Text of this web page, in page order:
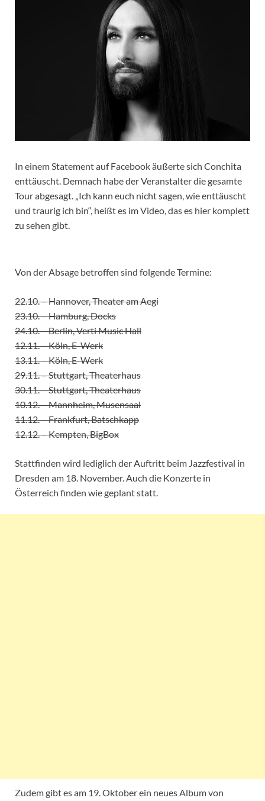
In einem Statement auf Facebook äußerte sich Conchita
enttäuscht. Demnach habe der Veranstalter die gesamte
Tour abgesagt. „Ich kann euch nicht sagen, wie enttäuscht
und traurig ich bin“, heißt es im Video, das es hier komplett
zu sehen gibt.
Von der Absage betroffen sind folgende Termine:
22.10. – Hannover, Theater am Aegi
23.10. – Hamburg, Docks
24.10. – Berlin, Verti Music Hall
12.11. – Köln, E-Werk
13.11. – Köln, E-Werk
29.11. – Stuttgart, Theaterhaus
30.11. – Stuttgart, Theaterhaus
10.12. – Mannheim, Musensaal
11.12. – Frankfurt, Batschkapp
12.12. – Kempten, BigBox
Stattfinden wird lediglich der Auftritt beim Jazzfestival in
Dresden am 18. November. Auch die Konzerte in
Österreich finden wie geplant statt.
Zudem gibt es am 19. Oktober ein neues Album von